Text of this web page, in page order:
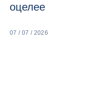
оцелее
07 / 07 / 2026